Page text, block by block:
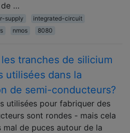
…
supply
integrated-circuit
nmos 8080
tranches de silicium
utilisées dans la
de semi-conducteurs?
utilisées pour fabriquer des
sont rondes - mais cela
mal de puces autour de la